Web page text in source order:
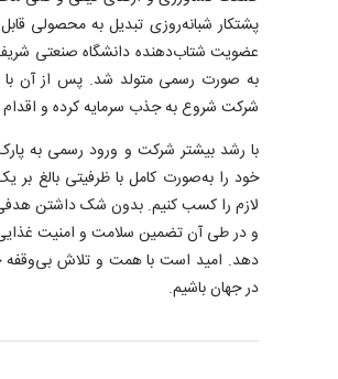
عضویت شتاب‌دهنده‌ دانشگاه صنعتی
به صورت رسمی متولد شد. پس از آن با
شرکت شروع به جذب سرمایه کرده و
با رشد بیشتر شرکت و ورود رسمی به
خود را به‌صورت کامل با ظرفیتی بالغ بر
لازم را کسب کنیم. بدون شک داشتن
و در طی آن تضمین سلامت و امنیت غذایی
دهد. امید است با همت و تلاش
در جهان باشیم.